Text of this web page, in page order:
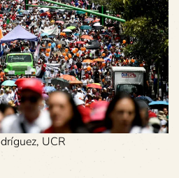
UCR